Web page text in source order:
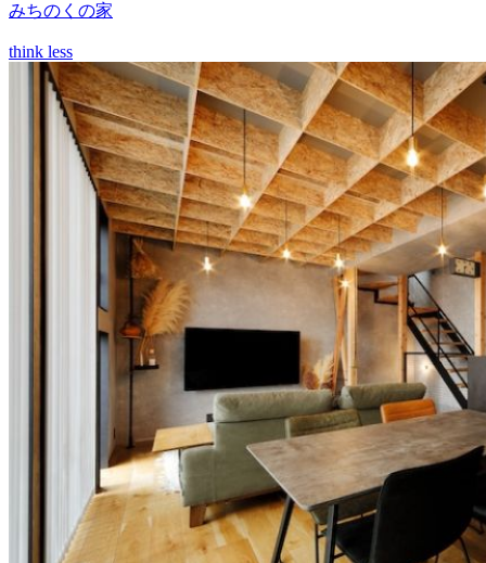
みちのくの家
think less